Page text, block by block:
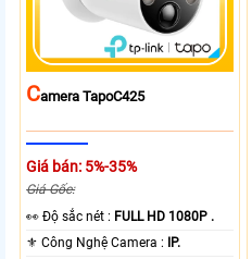
CAmera TapoC425
Giá bán: 5%-35%
Giá Gốc:
️👀 Độ sắc nét : FULL HD 1080P .
⚜️ Công Nghệ Camera : IP.